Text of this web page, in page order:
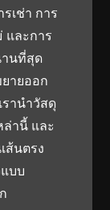
เช่า การ
และการ
นที่สุด
ายออก
รานำวัสดุ
านี้ และ
ส้นตรง
บบ